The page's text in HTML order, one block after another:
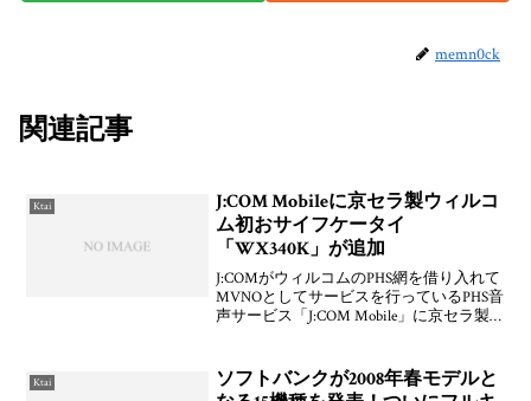
memn0ck
関連記事
Ktai
J:COM Mobileに京セラ製ウィルコ
ム初おサイフケータイ
「WX340K」が追加
J:COMがウィルコムのPHS網を借り入れて
MVNOとしてサービスを行っているPHS音
声サービス「J:COM Mobile」に京セラ製
「WX330K」がなくなっていて「H
Ktai
ソフトバンクが2008年春モデルと